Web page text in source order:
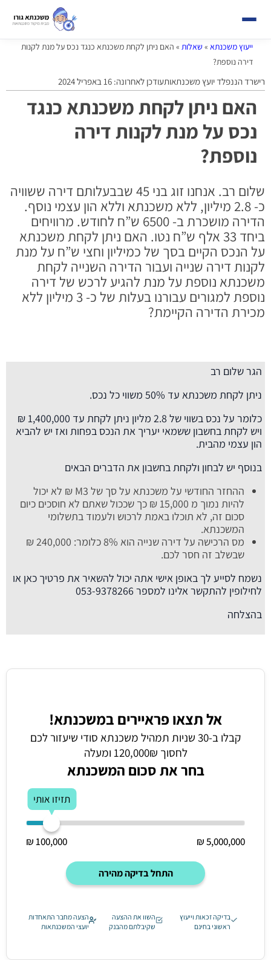
ייעוץ משכנתא » שאלות » האם ניתן לקחת משכנתא כנגד נכס על מנת לקנות
דירה נוספת?
רישרד הננפלד יועץ משכנתאותעודכן לאחרונה: 16 באפריל 2024
האם ניתן לקחת משכנתא כנגד
נכס על מנת לקנות דירה
נוספת?
שלום רב. אנחנו זוג בני 45 שבבעלותם דירה ששוויה
כ- 2.8 מיליון, ללא משכנתא וללא הון עצמי נוסף.
הדירה מושכרת ב- 6500 ש”ח לחודש. מרוויחים
ביחד 33 אלף ש”ח נטו. האם ניתן לקחת משכנתא
על הנכס הקיים בסך של כמיליון וחצי ש”ח על מנת
לקנות דירה שנייה ועבור הדירה השנייה לקחת
משכנתא נוספת על מנת להגיע לרכש של דירה
נוספת למגורים עבורנו בעלות של כ- 3 מיליון ללא
מכירת הדירה הקיימת?
הגר שלום רב
ניתן לקחת משכנתא עד 50% משווי כל נכס.
כלומר על נכס בשווי של 2.8 מליון ניתן לקחת עד 1,400,000 ₪
ויש לקחת בחשבון ששמאי יעריך את הנכס בפחות ואז יש להביא
הון עצמי מהבית.
בנוסף יש לבחון ולקחת בחשבון את הדברים הבאים
ההחזר החודשי על משכנתא על סך של M3 ₪ לא יכול
להיות נמוך מ 15,000 ₪ כך שככול שאתם לא חוסכים כיום
סכום זה, לא תוכלו באמת לרכוש ולעמוד בתשלומי
המשכנתא.
מס הרכישה על דירה שנייה הוא 8% כלומר: 240,000 ₪
שבשלב זה חסר לכם.
נשמח לסייע לך באופן אישי אתה יכול להשאיר את פרטיך כאן או
לחילופין להתקשר אלינו למספר 053-9378266
בהצלחה
אל תצאו פראיירים במשכנתא!
קבלו ב-30 שניות תמהיל משכנתא סודי שיעזור לכם
לחסוך 120,000₪ ומעלה
בחר את סכום המשכנתא
תזיזו אותי
5,000,000 ₪
100,000 ₪
התחל בדיקה מהירה
בדיקה זכאות וייעוץ
ראשוני בחינם
השוו את ההצעה
שקיבלתם מהבנק
הצעה מחבר התאחדות
יועצי המשכנתאות